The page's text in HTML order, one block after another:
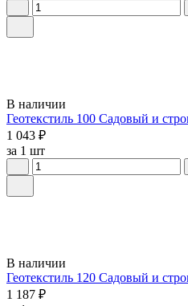
В наличии
Геотекстиль 100 Садовый и
1 043 ₽
за 1 шт
В наличии
Геотекстиль 120 Садовый и
1 187 ₽